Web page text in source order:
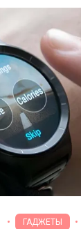
ГАДЖЕТЫ